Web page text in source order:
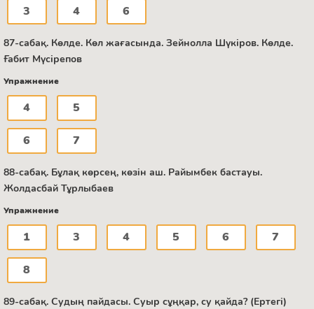
3 4 6
87-сабақ. Көлде. Көл жағасында. Зейнолла Шүкіров. Көлде.
Ғабит Мүсірепов
Упражнение
4 5
6 7
88-сабақ. Бұлақ көрсең, көзін аш. Райымбек бастауы.
Жолдасбай Тұрлыбаев
Упражнение
1 3 4 5 6 7
8
89-сабақ. Судың пайдасы. Суыр сұңқар, су қайда? (Ертегі)